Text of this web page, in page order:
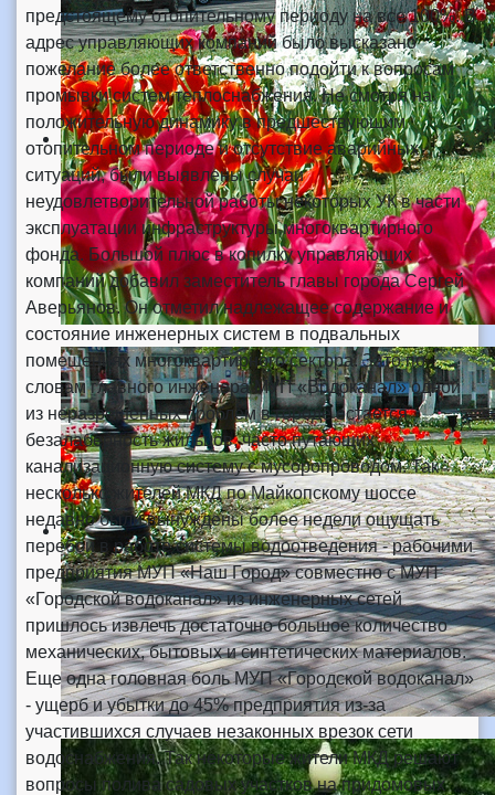
предстоящему отопительному периоду на все 100%. В
адрес управляющих компаний было высказано
пожелание более ответственно подойти к вопросам
промывки систем теплоснабжения. Не смотря на
положительную динамику в предшествующим
отопительном периоде и отсутствие аварийных
ситуаций, были выявлены случаи
неудовлетворительной работы некоторых УК в части
эксплуатации инфраструктуры многоквартирного
фонда. Большой плюс в копилку управляющих
компаний добавил заместитель главы города Сергей
Аверьянов. Он отметил надлежащее содержание и
состояние инженерных систем в подвальных
помещениях многоквартирного сектора. Зато по
словам главного инженера МУП «Водоканал» одной
из неразрешенных проблем в городе остается
безалаберность жильцов, часто путающих
канализационную систему с мусоропроводом. Так
несколько жителей МКД по Майкопскому шоссе
недавно были вынуждены более недели ощущать
перебои в работе системы водоотведения - рабочими
предприятия МУП «Наш Город» совместно с МУП
«Городской водоканал» из инженерных сетей
пришлось извлечь достаточно большое количество
механических, бытовых и синтетических материалов.
Еще одна головная боль МУП «Городской водоканал»
- ущерб и убытки до 45% предприятия из-за
участившихся случаев незаконных врезок сети
водоснабжения. Так некоторые жители МКД решают
вопросы полива садовых участков на придомовых